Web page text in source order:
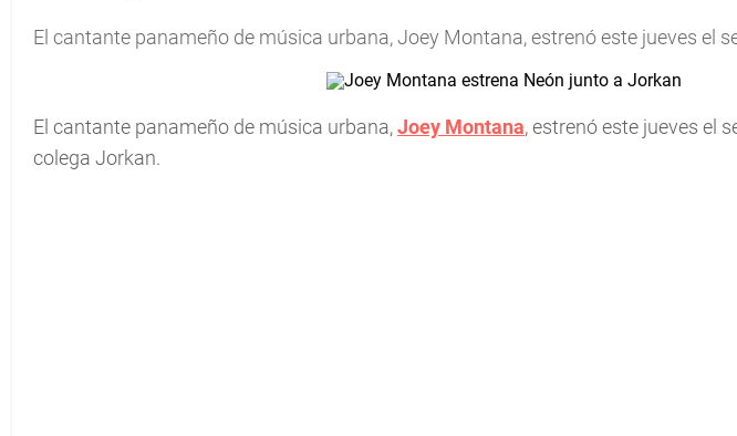
El cantante panameño de música urbana, Joey Montana, estrenó este jueves el
El cantante panameño de música urbana,Joey Montana, estrenó este jueves el
colega Jorkan.